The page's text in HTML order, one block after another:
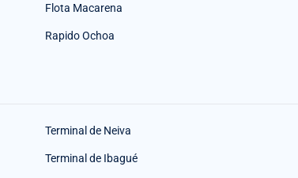
Flota Macarena
Rapido Ochoa
Terminal de Neiva
Terminal de Ibagué